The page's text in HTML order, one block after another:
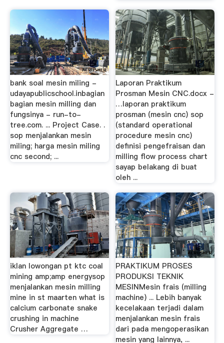
bank soal mesin miling -
udayapublicschool.inbagian
bagian mesin milling dan
fungsinya - run-to-
tree.com. ... Project Case. .
sop menjalankan mesin
miling; harga mesin miling
cnc second; ...
Laporan Praktikum
Prosman Mesin CNC.docx -
…laporan praktikum
prosman (mesin cnc) sop
(standard operational
procedure mesin cnc)
definisi pengefraisan dan
milling flow process chart
sayap belakang di buat
oleh ...
iklan lowongan pt ktc coal
mining amp;amp energysop
menjalankan mesin milling
mine in st maarten what is
calcium carbonate snake
crushing in machine
Crusher Aggregate …
PRAKTIKUM PROSES
PRODUKSI TEKNIK
MESINMesin frais (milling
machine) ... Lebih banyak
kecelakaan terjadi dalam
menjalankan mesin frais
dari pada mengoperasikan
mesin yang lainnya, ...